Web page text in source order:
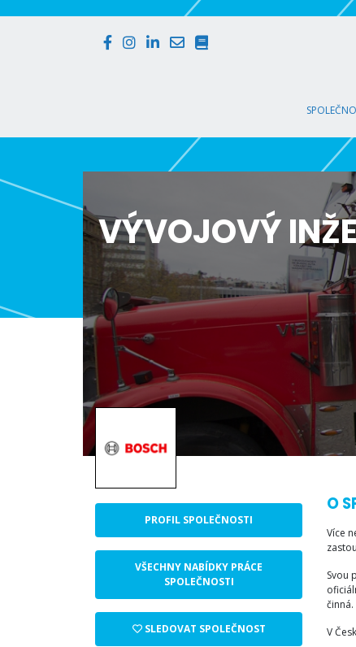
VÝVOJOVÝ
PROFIL SPOLEČNOSTI
VŠECHNY NABÍDKY PRÁCE
SPOLEČNOSTI
SLEDOVAT SPOLEČNOST
O
Více
Svou
činná.
V